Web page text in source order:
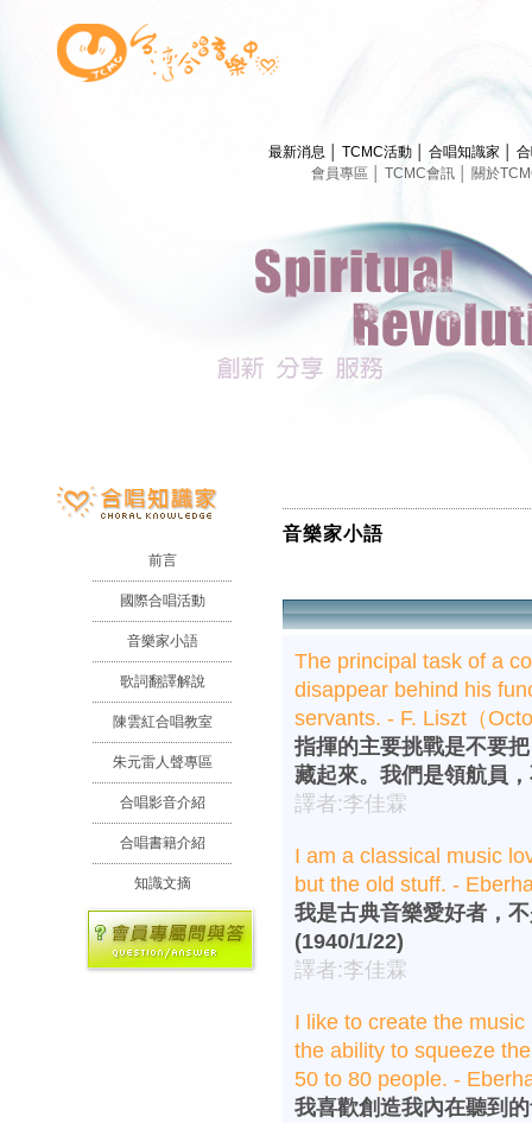
最新消息 TCMC活動 合唱知識家
會員專區
TCMC會訊 關於
前言
國際合唱活動
音樂家小語
歌詞翻譯解說
陳雲紅合唱教室
朱元雷人聲專區
合唱影音介紹
合唱書籍介紹
知識文摘
音樂家小語
The principal task of a
disappear behind his
servants. - F. Liszt（
指揮的主要挑戰是不要
藏起來。我們是領航員
譯者:李佳霖
I am a classical music
but the old stuff. -
我是古典音樂愛好者，
(1940/1/22)
譯者:李佳霖
I like to create the
the ability to squeeze
50 to 80 people. -
我喜歡創造我內在聽到